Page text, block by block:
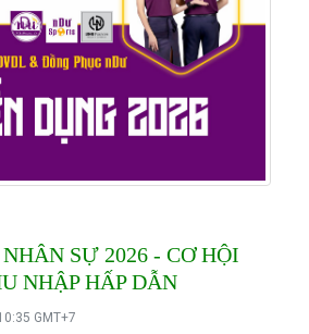
SỰ 2026 - CƠ HỘI
NHẬP HẤP DẪN
GMT+7